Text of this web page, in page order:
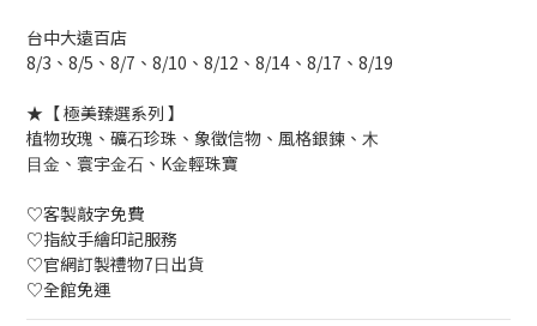
台中大遠百店
8/3、8/5、8/7、8/10、8/12、8/14、8/17、8/19
★【 極美臻選系列 】
植物玫瑰、礦⽯珍珠、象徵信物、風格銀鍊、⽊
⽬⾦、寰宇⾦⽯、K⾦輕珠寶
♡客製敲字免費
♡指紋⼿繪印記服務
♡官網訂製禮物7⽇出貨
♡全館免運